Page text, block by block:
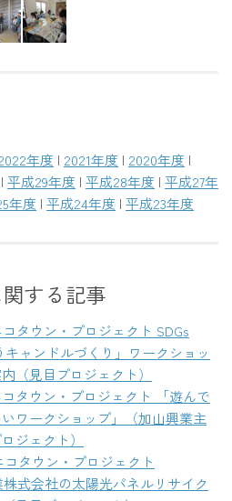
年度 | 2021年度 | 2020年度 |
| 平成29年度 | 平成28年度 | 平成27年
年度 | 平成24年度 | 平成23年度
する記事
タウン・プロジェクト SDGs
キャンドルづくり」ワークショッ
（見目プロジェクト）
タウン・プロジェクト 「遊んで
ワークショップ」（加山興業主
ジェクト）
タウン・プロジェクト
式会社の太陽光パネルリサイク